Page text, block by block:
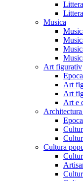
Musica
Art figurativ
Art
Art
Art e
Cultura